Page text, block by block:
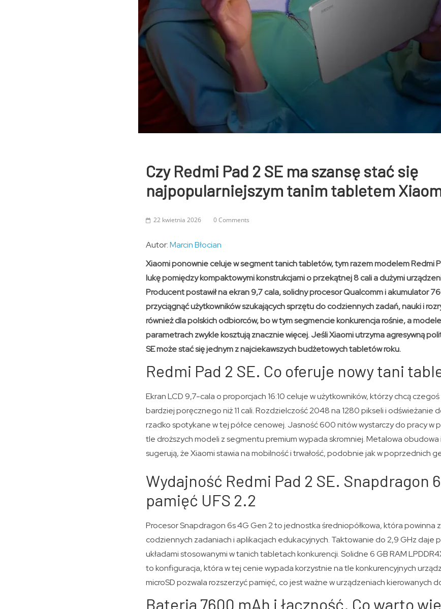
Czy Redmi Pad 2 SE ma szansę stać się
najpopularniejszym tanim tabletem
22 kwietnia 2026 0 Comments
Autor:Marcin Błocian
Xiaomi ponownie celuje w segment tanich tabletów, tym razem modelem Redmi
lukę pomiędzy kompaktowymi konstrukcjami o przekątnej 8 cali a dużymi
Producent postawił na ekran 9,7 cala, solidny procesor Qualcomm i akumulator
przyciągnąć użytkowników szukających sprzętu do codziennych zadań, nauki i
również dla polskich odbiorców, bo w tym segmencie konkurencja rośnie, a
parametrach zwykle kosztują znacznie więcej. Jeśli Xiaomi utrzyma agresywną
SE może stać się jednym z najciekawszych budżetowych tabletów roku.
Redmi Pad 2 SE. Co oferuje nowy tani
Ekran LCD 9,7-cala o proporcjach 16:10 celuje w użytkowników, którzy chcą
bardziej poręcznego niż 11 cali. Rozdzielczość 2048 na 1280 pikseli i odświeżanie
rzadko spotykane w tej półce cenowej. Jasność 600 nitów wystarczy do pracy w
tle droższych modeli z segmentu premium wypada skromniej. Metalowa
sugerują, że Xiaomi stawia na mobilność i trwałość, podobnie jak w poprzednich
Wydajność Redmi Pad 2 SE. Snapdragon
pamięć UFS 2.2
Procesor Snapdragon 6s 4G Gen 2 to jednostka średniopółkowa, która powinna
codziennych zadaniach i aplikacjach edukacyjnych. Taktowanie do 2,9 GHz daje
układami stosowanymi w tanich tabletach konkurencji. Solidne 6 GB RAM
to konfiguracja, która w tej cenie wypada korzystnie na tle konkurencyjnych
microSD pozwala rozszerzyć pamięć, co jest ważne w urządzeniach kierowanych
Bateria 7600 mAh i łączność. Co warto